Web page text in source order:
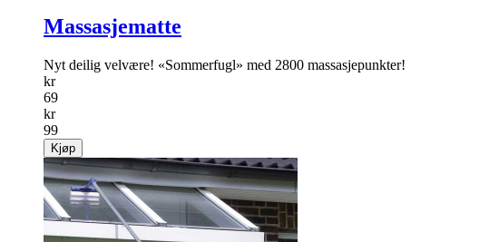
Massasjematte
Nyt deilig velvære! «Sommerfugl» med 2800 massasjepunkter!
kr
69
kr
99
Kjøp